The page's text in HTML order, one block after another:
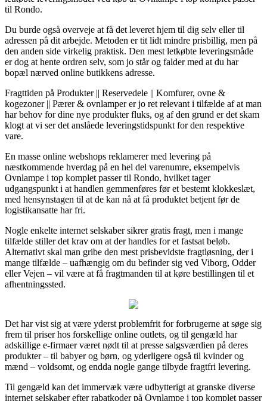
til Rondo.
Du burde også overveje at få det leveret hjem til dig selv eller til
adressen på dit arbejde. Metoden er tit lidt mindre prisbillig, men på
den anden side virkelig praktisk. Den mest letkøbte leveringsmåde
er dog at hente ordren selv, som jo står og falder med at du har
bopæl nærved online butikkens adresse.
Fragttiden på Produkter || Reservedele || Komfurer, ovne &
kogezoner || Pærer & ovnlamper er jo ret relevant i tilfælde af at man
har behov for dine nye produkter fluks, og af den grund er det skam
klogt at vi ser det anslåede leveringstidspunkt for den respektive
vare.
En masse online webshops reklamerer med levering på
næstkommende hverdag på en hel del varenumre, eksempelvis
Ovnlampe i top komplet passer til Rondo, hvilket tager
udgangspunkt i at handlen gemmenføres før et bestemt klokkeslæt,
med hensynstagen til at de kan nå at få produktet betjent før de
logistikansatte har fri.
Nogle enkelte internet selskaber sikrer gratis fragt, men i mange
tilfælde stiller det krav om at der handles for et fastsat beløb.
Alternativt skal man gribe den mest prisbevidste fragtløsning, der i
mange tilfælde – uafhængig om du befinder sig ved Viborg, Odder
eller Vejen – vil være at få fragtmanden til at køre bestillingen til et
afhentningssted.
Det har vist sig at være yderst problemfrit for forbrugerne at søge sig
frem til priser hos forskellige online outlets, og til gengæld har
adskillige e-firmaer været nødt til at presse salgsværdien på deres
produkter – til babyer og børn, og yderligere også til kvinder og
mænd – voldsomt, og endda nogle gange tilbyde fragtfri levering.
Til gengæld kan det immervæk være udbytterigt at granske diverse
internet selskaber efter rabatkoder på Ovnlampe i top komplet passer